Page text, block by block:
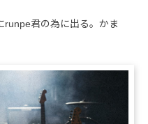
runpe君の為に出る。かま